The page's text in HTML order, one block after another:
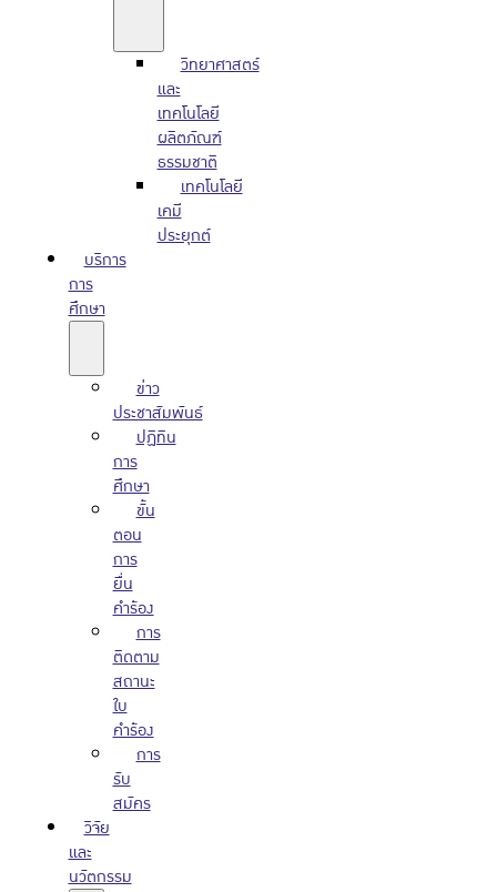
วิทยาศาสตร์
และ
เทคโนโลยี
ผลิตภัณฑ์
ธรรมชาติ
เทคโนโลยี
เคมี
ประยุกต์
บริการ
การ
ศึกษา
ข่าว
ประชาสัมพันธ์
ปฏิทิน
การ
ศึกษา
ขั้น
ตอน
การ
ยื่น
คำร้อง
การ
ติดตาม
สถานะ
ใบ
คำร้อง
การ
รับ
สมัคร
วิจัย
และ
นวัตกรรม